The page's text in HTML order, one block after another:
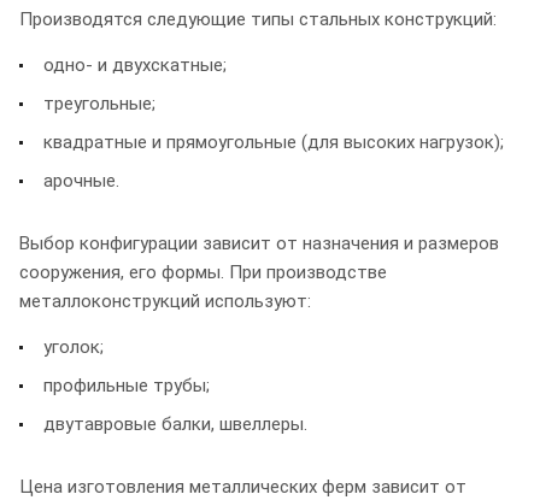
Производятся следующие типы стальных конструкций:
одно- и двухскатные;
треугольные;
квадратные и прямоугольные (для высоких нагрузок);
арочные.
Выбор конфигурации зависит от назначения и размеров
сооружения, его формы. При производстве
металлоконструкций используют:
уголок;
профильные трубы;
двутавровые балки, швеллеры.
Цена изготовления металлических ферм зависит от